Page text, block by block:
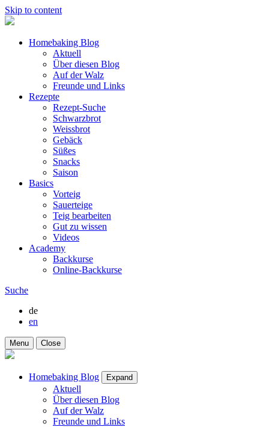
Skip to content
Homebaking Blog
Aktuell
Über diesen Blog
Auf der Walz
Freunde und Links
Rezepte
Rezept-Suche
Schwarzbrot
Weissbrot
Gebäck
Süßes
Snacks
Saison
Basics
Vorteig
Sauerteige
Teig bearbeiten
Gut zu wissen
Videos
Academy
Backkurse
Online-Backkurse
Suche
de
en
Menu Close
Homebaking Blog Expand
Aktuell
Über diesen Blog
Auf der Walz
Freunde und Links